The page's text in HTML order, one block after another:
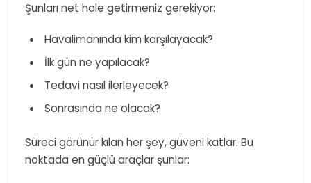
Şunları net hale getirmeniz gerekiyor:
​ Havalimanında kim karşılayacak?
​ İlk gün ne yapılacak?
​ Tedavi nasıl ilerleyecek?
​ Sonrasında ne olacak?
Süreci görünür kılan her şey, güveni katlar. Bu
noktada en güçlü araçlar şunlar: